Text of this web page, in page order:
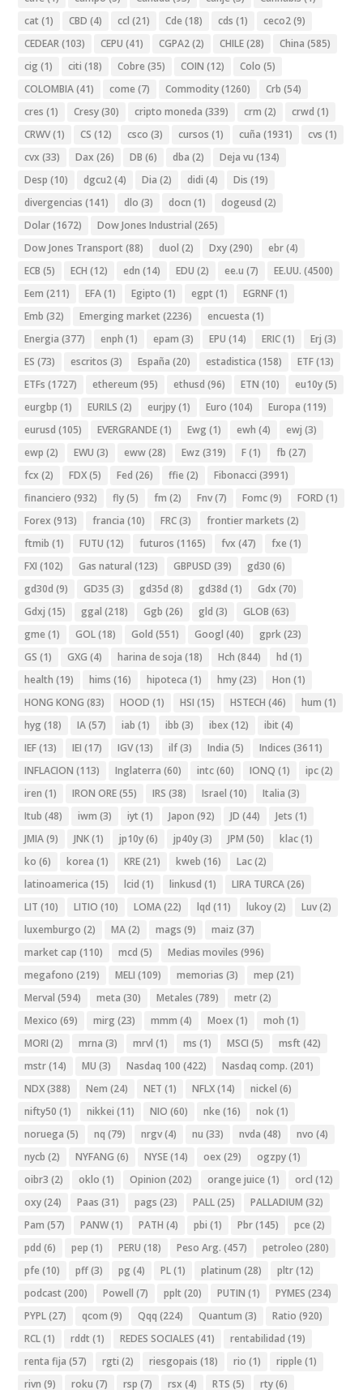
cat (1) CBD (4) ccl (21) Cde (18) cds (1) ceco2(9)
CEDEAR(103) CEPU (41) CGPA2(2) CHILE(28) China (585)
cig (1) citi (18) Cobre (35) COIN (12) Colo (5)
COLOMBIA(41) come (7) Commodity(1260) Crb (54)
cres (1) Cresy(30) cripto moneda (339) crm (2) crwd (1)
CRWV(1) CS (12) csco (3) cursos (1) cuña (1931) cvs (1)
cvx (33) Dax (26) DB (6) dba (2) Deja vu (134)
Desp (10) dgcu2(4) Dia (2) didi (4) Dis (19)
divergencias (141) dlo (3) docn (1) dogeusd (2)
Dolar(1672) Dow Jones Industrial (265)
Dow Jones Transport (88) duol (2) Dxy(290) ebr(4)
ECB (5) ECH (12) edn (14) EDU (2) ee.u (7) EE.UU. (4500)
Eem (211) EFA(1) Egipto (1) egpt (1) EGRNF(1)
Emb (32) Emerging market (2236) encuesta (1)
Energia (377) enph (1) epam (3) EPU (14) ERIC(1) Erj (3)
ES (73) escritos (3) España (20) estadistica (158) ETF(13)
ETFs (1727) ethereum (95) ethusd (96) ETN (10) eu10y(5)
eurgbp (1) EURILS (2) eurjpy(1) Euro (104) Europa (119)
eurusd (105) EVERGRANDE(1) Ewg (1) ewh (4) ewj (3)
ewp (2) EWU (3) eww(28) Ewz (319) F(1) fb (27)
fcx (2) FDX(5) Fed (26) ffie (2) Fibonacci (3991)
financiero (932) fly(5) fm (2) Fnv(7) Fomc(9) FORD (1)
Forex (913) francia (10) FRC(3) frontier markets (2)
ftmib (1) FUTU (12) futuros (1165) fvx (47) fxe (1)
FXI (102) Gas natural (123) GBPUSD (39) gd30 (6)
gd30d (9) GD35 (3) gd35d (8) gd38d (1) Gdx (70)
Gdxj (15) ggal (218) Ggb (26) gld (3) GLOB (63)
gme (1) GOL(18) Gold (551) Googl (40) gprk(23)
GS (1) GXG (4) harina de soja (18) Hch (844) hd (1)
health (19) hims (16) hipoteca (1) hmy(23) Hon (1)
HONG KONG (83) HOOD (1) HSI (15) HSTECH (46) hum (1)
hyg (18) IA(57) iab (1) ibb (3) ibex (12) ibit (4)
IEF(13) IEI (17) IGV(13) ilf(3) India (5) Indices (3611)
INFLACION (113) Inglaterra (60) intc(60) IONQ (1) ipc(2)
iren (1) IRON ORE(55) IRS (38) Israel (10) Italia (3)
Itub (48) iwm (3) iyt (1) Japon (92) JD (44) Jets (1)
JMIA(9) JNK(1) jp10y(6) jp40y(3) JPM (50) klac(1)
ko (6) korea (1) KRE(21) kweb (16) Lac(2)
latinoamerica (15) lcid (1) linkusd (1) LIRA TURCA(26)
LIT (10) LITIO (10) LOMA(22) lqd (11) lukoy(2) Luv(2)
luxemburgo (2) MA(2) mags (9) maiz (37)
market cap (110) mcd (5) Medias moviles (996)
megafono (219) MELI (109) memorias (3) mep (21)
Merval (594) meta (30) Metales (789) metr(2)
Mexico (69) mirg (23) mmm (4) Moex (1) moh (1)
MORI (2) mrna (3) mrvl (1) ms (1) MSCI (5) msft (42)
mstr(14) MU (3) Nasdaq 100 (422) Nasdaq comp. (201)
NDX(388) Nem (24) NET (1) NFLX(14) nickel (6)
nifty50 (1) nikkei (11) NIO (60) nke (16) nok(1)
noruega (5) nq (79) nrgv(4) nu (33) nvda (48) nvo (4)
nycb (2) NYFANG (6) NYSE(14) oex (29) ogzpy(1)
oibr3 (2) oklo (1) Opinion (202) orange juice (1) orcl (12)
oxy(24) Paas (31) pags (23) PALL(25) PALLADIUM (32)
Pam (57) PANW(1) PATH (4) pbi (1) Pbr(145) pce (2)
pdd (6) pep (1) PERU (18) Peso Arg. (457) petroleo (280)
pfe (10) pff(3) pg (4) PL(1) platinum (28) pltr(12)
podcast (200) Powell (7) pplt (20) PUTIN (1) PYMES (234)
PYPL(27) qcom (9) Qqq (224) Quantum (3) Ratio (920)
RCL(1) rddt (1) REDES SOCIALES (41) rentabilidad (19)
renta fija (57) rgti (2) riesgopais (18) rio (1) ripple (1)
rivn (9) roku (7) rsp (7) rsx (4) RTS (5) rty(6)